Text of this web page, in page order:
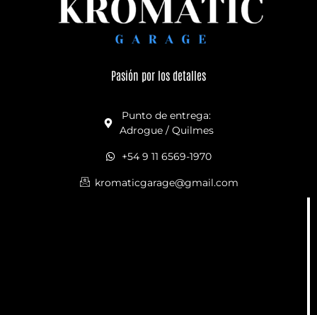
Pasión por los detalles
Punto de entrega:
Adrogue / Quilmes
+54 9 11 6569-1970
kromaticgarage@gmail.com